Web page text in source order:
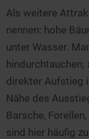
Als weitere
nennen: hohe
unter Wasser.
direkter Aufstieg
Nähe des
Barsche,
sind hier häufig